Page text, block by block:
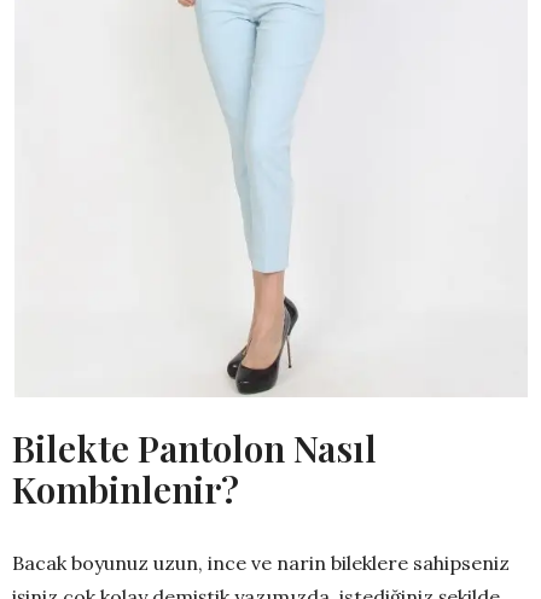
Bilekte Pantolon Nasıl
Kombinlenir?
Bacak boyunuz uzun, ince ve narin bileklere sahipseniz